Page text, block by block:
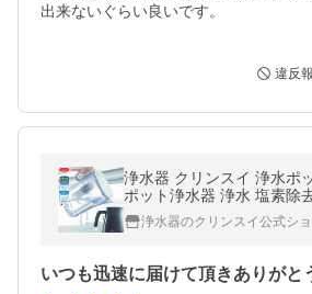
出来ないぐらい良いです。
違反
浄水器 クリンスイ 浄水ポ
ポット浄水器 浄水 塩素除
ー PFAS PFOS PFOA
浄水器のクリンスイ公式シ